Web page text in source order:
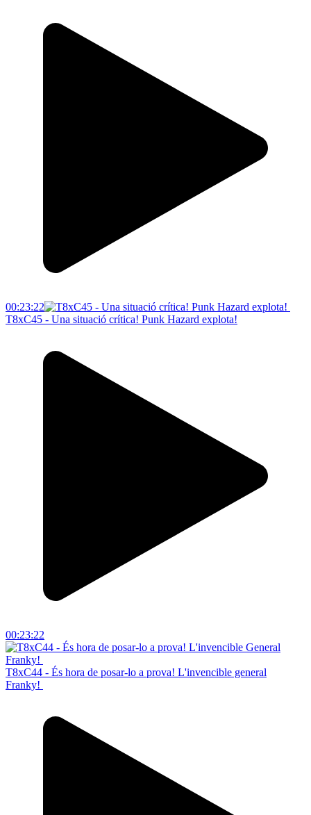
00:23:22
T8xC45 - Una situació crítica! Punk Hazard explota!
00:23:22
T8xC44 - És hora de posar-lo a prova! L'invencible general
Franky!